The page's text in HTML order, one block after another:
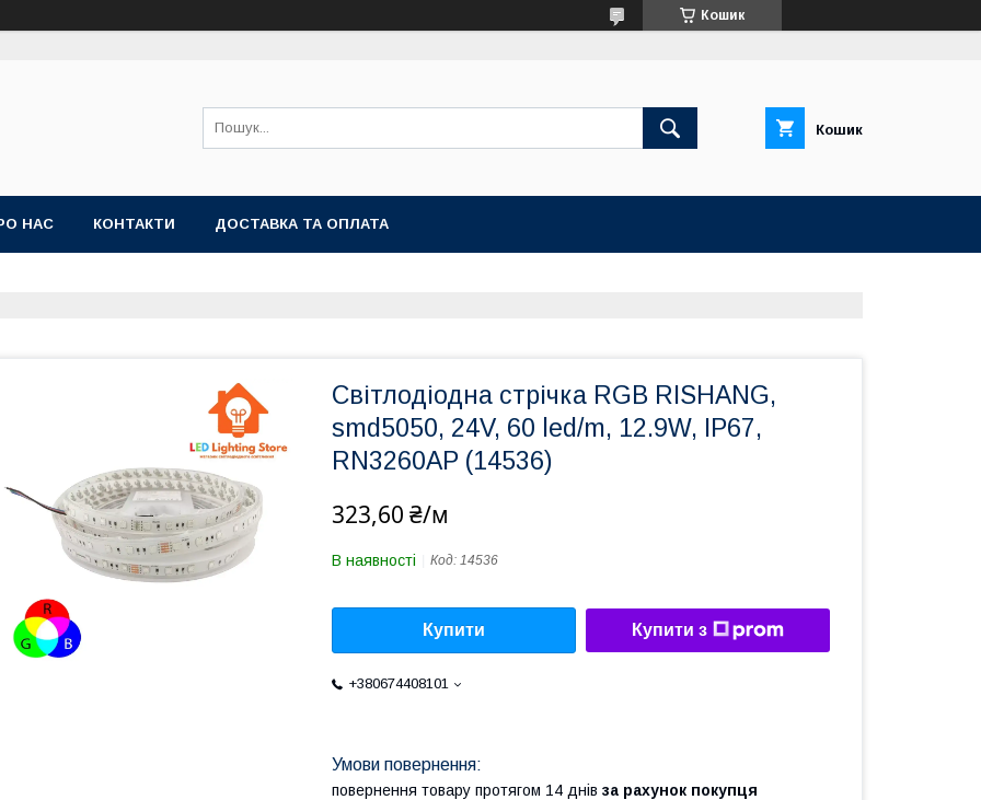
Кошик
Кошик
НАС КОНТАКТИ ДОСТАВКА ТА ОПЛАТА
Світлодіодна стрічка RGB RISHANG,
smd5050, 24V, 60 led/m, 12.9W, IP67,
RN3260AP (14536)
323,60 ₴/м
В наявності Код: 14536
Купити Купити з
+380674408101
повернення товару протягом 14 днів за рахунок покупця